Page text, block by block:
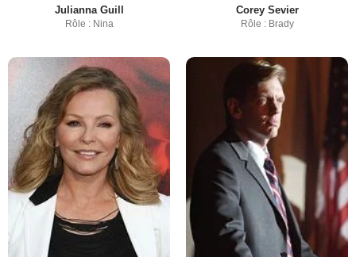
Julianna Guill
Rôle : Nina
Corey Sevier
Rôle : Brady